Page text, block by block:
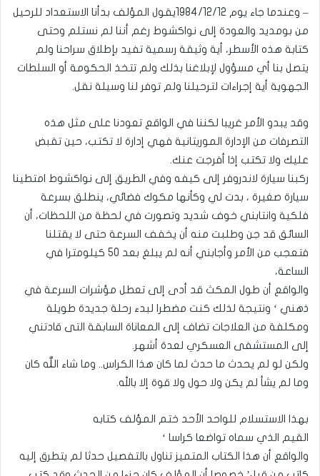
– وعندما جاء يوم 1984/12/12يقول المؤلف بدأنا الاستعداد للرحيل
من بومديد والعودة إلى نواكشوط رغم أننا لم نستلم وحتى
كتابة هذه الأسطر، أية وثيقة رسمية تفيد بإطلاق سراحنا ولم
يتصل بنا أي مسؤول لإبلاغنا بذلك ولم تتخذ الحكومة أو السلطات
الجهوية أية إجراءات لترحيلنا ولم توفر لنا وسيلة نقل.
وقد يبدو الأمر غريبا لكننا في الواقع تعودنا على مثل هذه
التصرفات من الإدارة الموريتانية فهي إدارة لا تكتب، حين تقبض
عليك ولا تكتب إذا أفرجت عنك.
ركبنا سيارة لاندروفر إلى كيفه وفي الطريق إلى نواكشوط امتطينا
سيارة صغيرة ، بدت لي وكأنها مكوك فضائي، ينطلق بسرعة
فلكية وانتابني خوف شديد وتصورت في لحظة من اللحظات، أن
السائق قد جن وطلبت منه أن يخفف السرعة حتى لا يقتلنا
فتعجب من الأمر وأجابني أنه لم يبلغ بعد 50 كيلومترا في
الساعة،
والواقع أن طول المكث قد أدى إلى تعطل مؤشرات السرعة في
ذهني ‘ ونتيجة لذلك كنت مضطرا لبدء رحلة جديدة طويلة
ومكلفة من العلاجات تضاف إلى المعاناة السابقة التى قادتني
إلى المستشفى العسكري لعدة أشهر.
ولكن لو لم يحدث ما حدث لما كان هذا الكراس.. وما شاء اللّٰه كان
وما لم يشأ لم يكن ولا حول ولا قوة إلا بالله.
بهذا الاستسلام للواحد الأحد ختم المؤلف كتابه
القيم الذي سماه تواضعا كراسا ‘
والواقع أن هذا الكتاب المتميز تناول بالتفصيل حدثا لم يتطرق إليه